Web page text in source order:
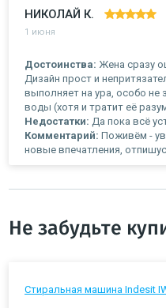
НИКОЛАЙ К.
1 июня
Достоинства: Жена сразу
Дизайн прост и
выполняет на ура, особо
воды (хотя и тратит её
Недостатки: Да пока всё
Комментарий: Поживём -
новые впечатления,
Не забудьте
Стиральная машина Indesit